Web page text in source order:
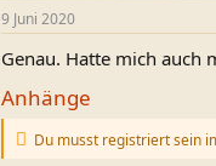
k
i
n
n
9 Juni 2020
Genau. Hatte mich auch
Anhänge
Du musst registriert sein